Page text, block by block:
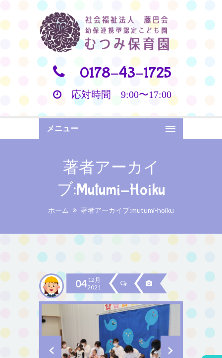
0178-43-1725
応対時間 9:00〜17:00
メニュー
著者アーカイ
ブ:mutumi-Hoiku
ホーム 著者アーカイブ:mutumi-hoiku
04 12月
2021